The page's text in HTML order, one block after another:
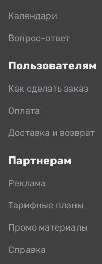
Календари
Вопрос-ответ
Пользователям
Как сделать заказ
Оплата
Доставка и возврат
Партнерам
Реклама
Тарифные планы
Промо материалы
Справка